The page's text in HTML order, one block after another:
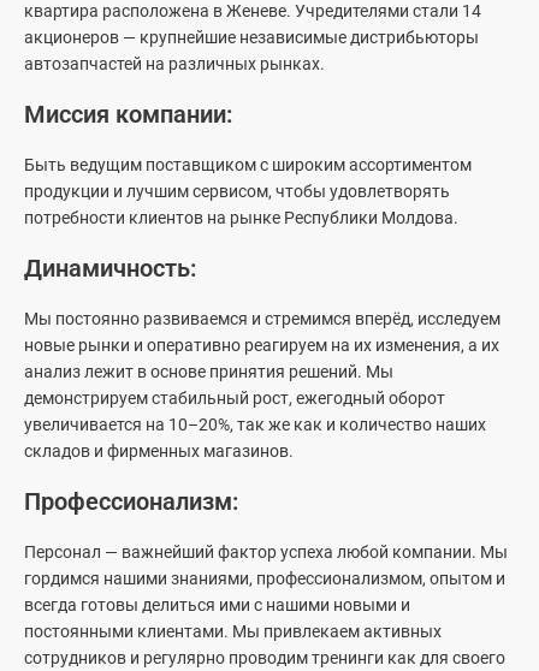
ВЫБЕРИТЕ ИДЕАЛЬНЫЙ CHERY
СВЯЖИТЕСЬ С НАМИ СЕГОДНЯ
ОТПРАВЬТЕ ВАШУ ИНФОРМАЦИЮ
EQ7
New Tiggo 8 Pro MAX Tiggo 2 Pro
Tiggo 2 Pro MAX
Гарантия
Лизинг
Компания GBS
Контакты
RO RU
квартира расположена в Женеве. Учредителями стали 14
акционеров — крупнейшие независимые дистрибьюторы
автозапчастей на различных рынках.
Миссия компании:
Быть ведущим поставщиком с широким ассортиментом
продукции и лучшим сервисом, чтобы удовлетворять
потребности клиентов на рынке Республики Молдова.
Динамичность:
Мы постоянно развиваемся и стремимся вперёд, исследуем
новые рынки и оперативно реагируем на их изменения, а их
анализ лежит в основе принятия решений. Мы
демонстрируем стабильный рост, ежегодный оборот
увеличивается на 10–20%, так же как и количество наших
складов и фирменных магазинов.
Профессионализм:
Персонал — важнейший фактор успеха любой компании. Мы
гордимся нашими знаниями, профессионализмом, опытом и
всегда готовы делиться ими с нашими новыми и
постоянными клиентами. Мы привлекаем активных
сотрудников и регулярно проводим тренинги как для своего